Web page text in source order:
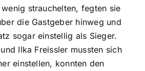
strauchelten, fegten sie
die Gastgeber hinweg und
sogar einstellig als Sieger.
Ilka Freissler mussten sich
einstellen, konnten den